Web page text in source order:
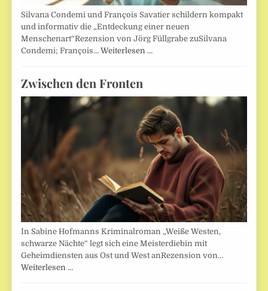
Silvana Condemi und François Savatier schildern kompakt
und informativ die „Entdeckung einer neuen
Menschenart“Rezension von Jörg Füllgrabe zuSilvana
Condemi; François…Weiterlesen …
Zwischen den Fronten
In Sabine Hofmanns Kriminalroman „Weiße Westen,
schwarze Nächte“ legt sich eine Meisterdiebin mit
Geheimdiensten aus Ost und West anRezension von…
Weiterlesen …